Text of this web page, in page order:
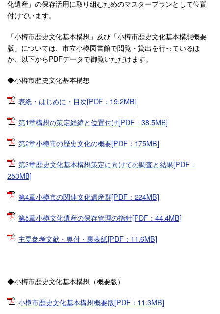
化遺産」の保存活用に取り組むためのマスタープランとして位置
付けています。
「小樽市歴史文化基本構想」及び「小樽市歴史文化基本構想概要
版」については、市立小樽図書館で閲覧・貸出を行っているほ
か、以下からPDFデータで御覧いただけます。
◆小樽市歴史文化基本構想
表紙・はじめに・目次[PDF：19.2MB]
第1章構想の策定経緯と位置付け[PDF：38.5MB]
第2章小樽市の歴史文化の概要[PDF：175MB]
第3章歴史文化基本構想策定に向けての調査と結果[PDF：
253MB]
第4章小樽市の関連文化遺産群[PDF：224MB]
第5章小樽文化遺産の保存管理の指針[PDF：44.4MB]
主要参考文献・奥付・裏表紙[PDF：11.6MB]
◆小樽市歴史文化基本構想（概要版）
小樽市歴史文化基本構想概要版[PDF：11.3MB]